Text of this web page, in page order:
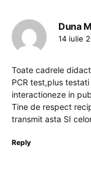
Duna
14 iulie
Toate cadrele
PCR test,plus
interactioneze in
Tine de respect
transmit asta SI
Reply